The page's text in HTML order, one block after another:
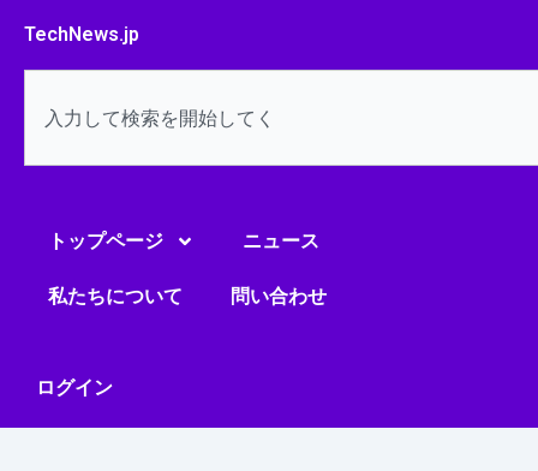
TechNews.jp
トップページ ニュース
私たちについて 問い合わせ
ログイン